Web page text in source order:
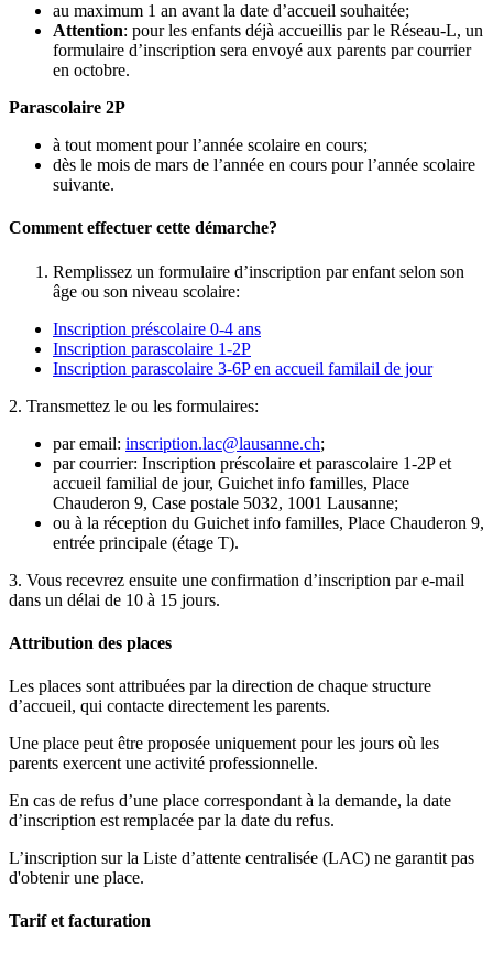
au maximum 1 an avant la date d’accueil souhaitée;
Attention: pour les enfants déjà accueillis par le Réseau-L, un
formulaire d’inscription sera envoyé aux parents par courrier
en octobre.
Parascolaire 2P
à tout moment pour l’année scolaire en cours;
dès le mois de mars de l’année en cours pour l’année scolaire
suivante.
Comment effectuer cette démarche?
Remplissez un formulaire d’inscription par enfant selon son
âge ou son niveau scolaire:
Inscription préscolaire 0-4 ans
Inscription parascolaire 1-2P
Inscription parascolaire 3-6P en accueil familail de jour
2. Transmettez le ou les formulaires:
par email: inscription.lac@lausanne.ch;
par courrier: Inscription préscolaire et parascolaire 1-2P et
accueil familial de jour, Guichet info familles, Place
Chauderon 9, Case postale 5032, 1001 Lausanne;
ou à la réception du Guichet info familles, Place Chauderon 9,
entrée principale (étage T).
3. Vous recevrez ensuite une confirmation d’inscription par e-mail
dans un délai de 10 à 15 jours.
Attribution des places
Les places sont attribuées par la direction de chaque structure
d’accueil, qui contacte directement les parents.
Une place peut être proposée uniquement pour les jours où les
parents exercent une activité professionnelle.
En cas de refus d’une place correspondant à la demande, la date
d’inscription est remplacée par la date du refus.
L’inscription sur la Liste d’attente centralisée (LAC) ne garantit pas
d'obtenir une place.
Tarif et facturation